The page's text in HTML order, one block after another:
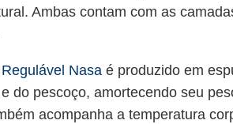
Ambas contam com as
Nasa é produzido em
do pescoço, amortecendo seu
acompanha a temperatura